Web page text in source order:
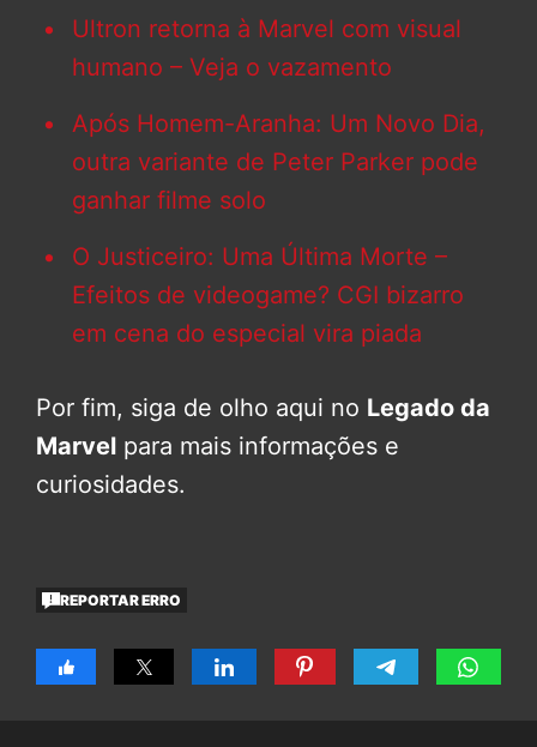
Ultron retorna à Marvel com visual
humano – Veja o vazamento
Após Homem-Aranha: Um Novo Dia,
outra variante de Peter Parker pode
ganhar filme solo
O Justiceiro: Uma Última Morte –
Efeitos de videogame? CGI bizarro
em cena do especial vira piada
Por fim, siga de olho aqui no Legado da
Marvel para mais informações e
curiosidades.
REPORTAR ERRO